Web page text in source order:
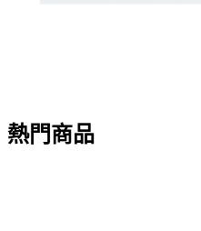
熱門商品